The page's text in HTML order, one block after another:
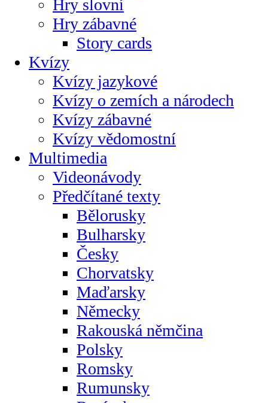
Hry slovní
Hry zábavné
Story cards
Kvízy
Kvízy jazykové
Kvízy o zemích a národech
Kvízy zábavné
Kvízy vědomostní
Multimedia
Videonávody
Předčítané texty
Bělorusky
Bulharsky
Česky
Chorvatsky
Maďarsky
Německy
Rakouská němčina
Polsky
Romsky
Rumunsky